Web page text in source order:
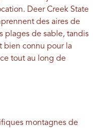
Deer Creek State
des aires de
plages de sable, tandis
bien connu pour la
tout au long de
montagnes de